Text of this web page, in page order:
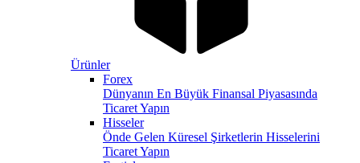
Ürünler
Forex
Dünyanın En Büyük Finansal Piyasasında
Ticaret Yapın
Hisseler
Önde Gelen Küresel Şirketlerin Hisselerini
Ticaret Yapın